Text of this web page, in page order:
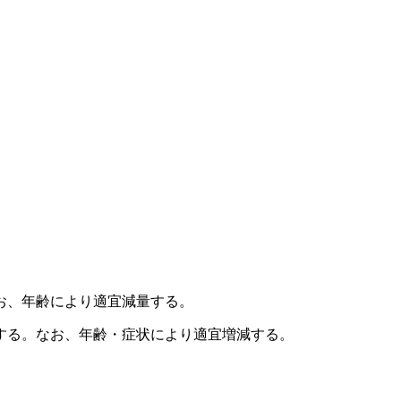
年齢により適宜減量する。
。なお、年齢・症状により適宜増減する。